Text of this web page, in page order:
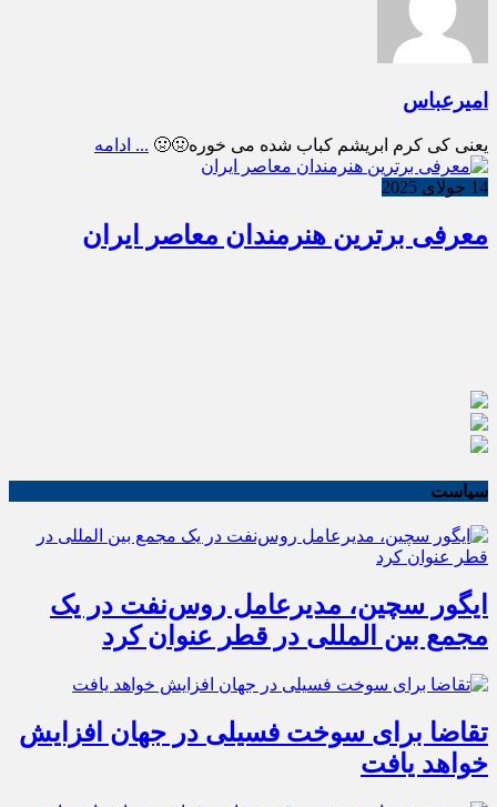
امیرعباس
یعنی کی کرم ابریشم کباب شده می خوره🤢🤢 ... ادامه
14 جولای 2025
معرفی برترین هنرمندان معاصر ایران
سیاست
ایگور سچین، مدیرعامل روس‌نفت در یک
مجمع بین المللی در قطر عنوان کرد
تقاضا برای سوخت فسیلی در جهان افزایش
خواهد یافت